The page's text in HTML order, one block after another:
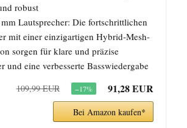
robust
Lautsprecher: Die fortschrittlichen
mit einer einzigartigen Hybrid-Mesh-
sorgen für klare und präzise
und eine verbesserte Basswiedergabe
109,99 EUR −17% 91,28 EUR
Bei Amazon kaufen*